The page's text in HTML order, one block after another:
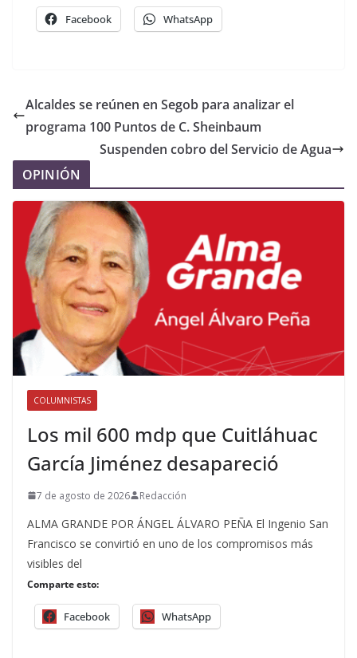
Facebook WhatsApp
Alcaldes se reúnen en Segob para analizar el
programa 100 Puntos de C. Sheinbaum
Suspenden cobro del Servicio de Agua
OPINIÓN
COLUMNISTAS
Los mil 600 mdp que Cuitláhuac
García Jiménez desapareció
7 de agosto de 2026 Redacción
ALMA GRANDE POR ÁNGEL ÁLVARO PEÑA El Ingenio San
Francisco se convirtió en uno de los compromisos más
visibles del
Comparte esto:
Facebook WhatsApp